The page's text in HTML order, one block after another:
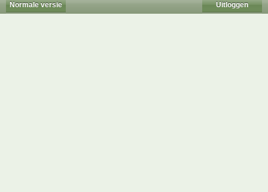
Normale versie Uitloggen